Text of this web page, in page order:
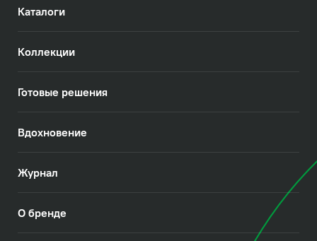
Каталоги
Коллекции
Готовые решения
Вдохновение
Журнал
О бренде